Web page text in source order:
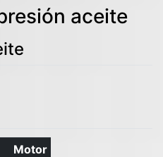
aceite
Motor